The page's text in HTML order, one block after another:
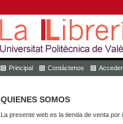
Principal Contáctenos Acceder
QUIENES SOMOS
La presente web es la tienda de venta por